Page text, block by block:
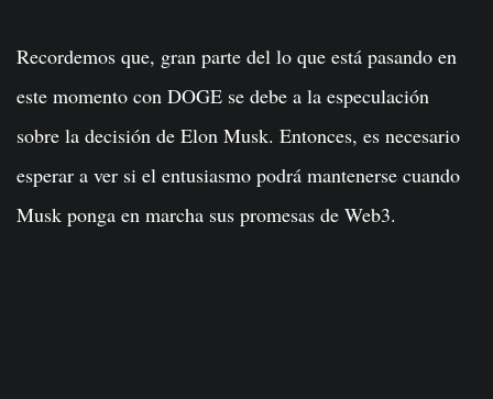
Recordemos que, gran parte del lo que está pasando en
este momento con DOGE se debe a la especulación
sobre la decisión de Elon Musk. Entonces, es necesario
esperar a ver si el entusiasmo podrá mantenerse cuando
Musk ponga en marcha sus promesas de Web3.